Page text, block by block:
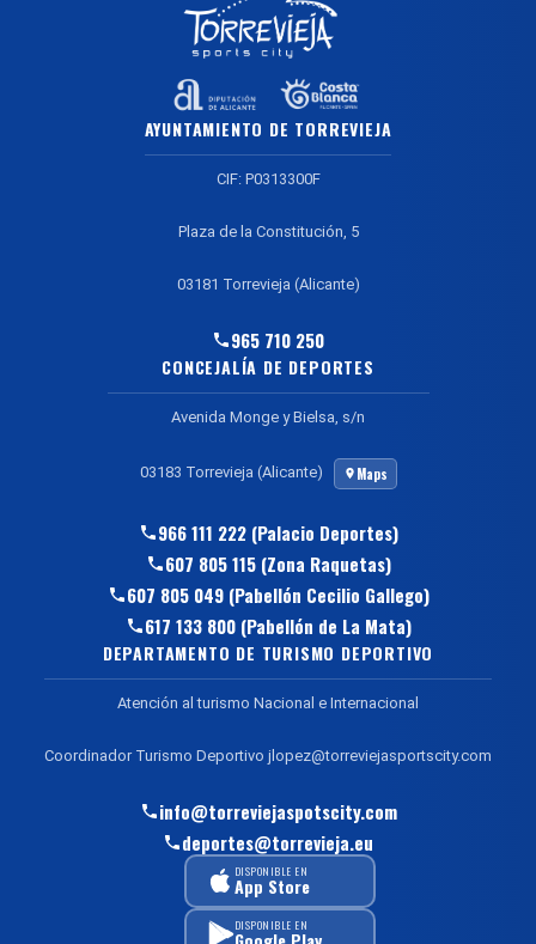
AYUNTAMIENTO DE TORREVIEJA
CIF: P0313300F
Plaza de la Constitución, 5
03181 Torrevieja (Alicante)
965 710 250
CONCEJALÍA DE DEPORTES
Avenida Monge y Bielsa, s/n
03183 Torrevieja (Alicante) Maps
966 111 222 (Palacio Deportes)
607 805 115 (Zona Raquetas)
607 805 049 (Pabellón Cecilio Gallego)
617 133 800 (Pabellón de La Mata)
DEPARTAMENTO DE TURISMO DEPORTIVO
Atención al turismo Nacional e Internacional
Coordinador Turismo Deportivo jlopez@torreviejasportscity.com
info@torreviejaspotscity.com
deportes@torrevieja.eu
DISPONIBLE EN
App Store
DISPONIBLE EN